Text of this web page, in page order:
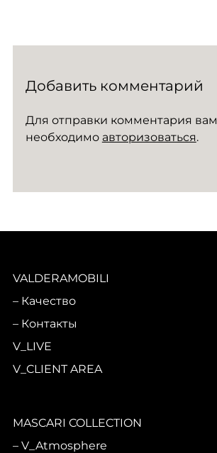
Добавить комментарий
Для отправки комментария вам
необходимо авторизоваться.
VALDERAMOBILI
Качество
Контакты
V_LIVE
V_CLIENT AREA
MASCARI COLLECTION
V_Atmosphere